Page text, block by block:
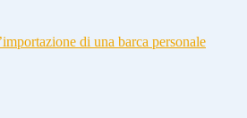
di una barca personale